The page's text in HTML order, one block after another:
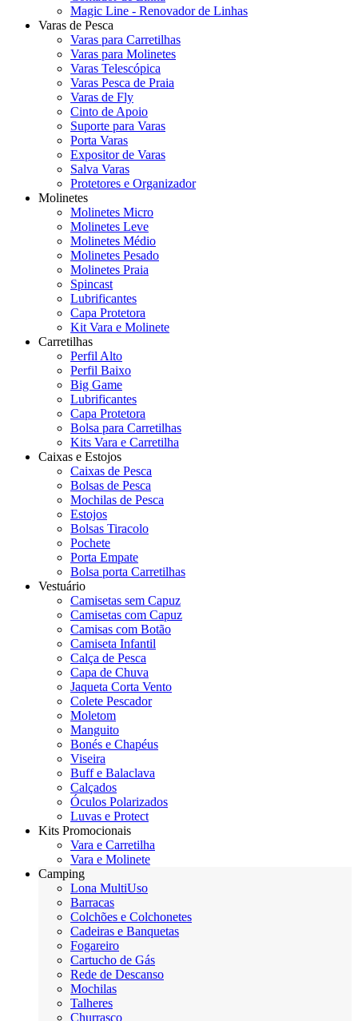
Magic Line - Renovador de Linhas
Varas de Pesca
Varas para Carretilhas
Varas para Molinetes
Varas Telescópica
Varas Pesca de Praia
Varas de Fly
Cinto de Apoio
Suporte para Varas
Porta Varas
Expositor de Varas
Salva Varas
Protetores e Organizador
Molinetes
Molinetes Micro
Molinetes Leve
Molinetes Médio
Molinetes Pesado
Molinetes Praia
Spincast
Lubrificantes
Capa Protetora
Kit Vara e Molinete
Carretilhas
Perfil Alto
Perfil Baixo
Big Game
Lubrificantes
Capa Protetora
Bolsa para Carretilhas
Kits Vara e Carretilha
Caixas e Estojos
Caixas de Pesca
Bolsas de Pesca
Mochilas de Pesca
Estojos
Bolsas Tiracolo
Pochete
Porta Empate
Bolsa porta Carretilhas
Vestuário
Camisetas sem Capuz
Camisetas com Capuz
Camisas com Botão
Camiseta Infantil
Calça de Pesca
Capa de Chuva
Jaqueta Corta Vento
Colete Pescador
Moletom
Manguito
Bonés e Chapéus
Viseira
Buff e Balaclava
Calçados
Óculos Polarizados
Luvas e Protect
Kits Promocionais
Vara e Carretilha
Vara e Molinete
Camping
Lona MultiUso
Barracas
Colchões e Colchonetes
Cadeiras e Banquetas
Fogareiro
Cartucho de Gás
Rede de Descanso
Mochilas
Talheres
Churrasco